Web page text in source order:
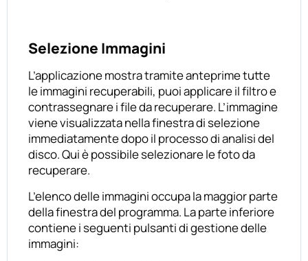
Selezione Immagini
L’applicazione mostra tramite anteprime tutte
le immagini recuperabili, puoi applicare il filtro e
contrassegnare i file da recuperare. L’immagine
viene visualizzata nella finestra di selezione
immediatamente dopo il processo di analisi del
disco. Qui è possibile selezionare le foto da
recuperare.
L’elenco delle immagini occupa la maggior parte
della finestra del programma. La parte inferiore
contiene i seguenti pulsanti di gestione delle
immagini: